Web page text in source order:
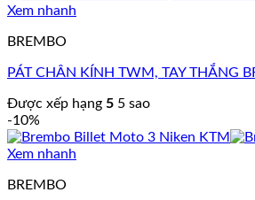
Xem nhanh
BREMBO
PÁT CHÂN KÍNH TWM, TAY THẮNG
Được xếp hạng 5 5 sao
-10%
Xem nhanh
BREMBO